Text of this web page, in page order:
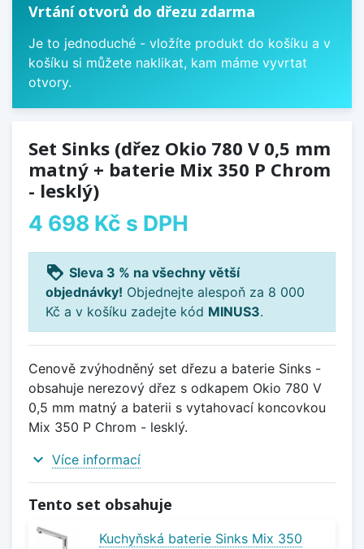
Vrtání otvorů do dřezu zdarma
Je to jednoduché - vložíte produkt do košíku a v
košíku si můžete naklikat, kam máme vyvrtat
otvory.
Set Sinks (dřez Okio 780 V 0,5 mm
matný + baterie Mix 350 P Chrom
- lesklý)
4 698 Kč s DPH
loyalty Sleva 3 % na všechny větší
objednávky! Objednejte alespoň za 8 000
Kč a v košíku zadejte kód MINUS3.
Cenově zvýhodněný set dřezu a baterie Sinks -
obsahuje nerezový dřez s odkapem Okio 780 V
0,5 mm matný a baterii s vytahovací koncovkou
Mix 350 P Chrom - lesklý.
expand_more Více informací
Tento set obsahuje
Kuchyňská baterie Sinks Mix 350